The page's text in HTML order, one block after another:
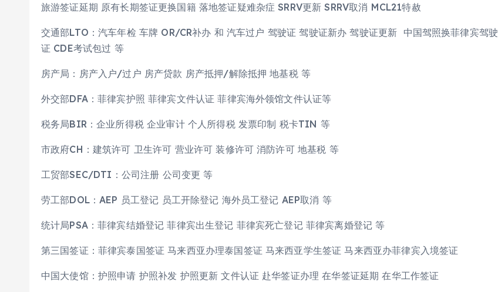
旅游签证延期 原有长期签证更换国籍 落地签证疑难杂症 SRRV更新 SRRV取消 MCL21特赦
交通部LTO：汽车年检 车牌 OR/CR补办 和 汽车过户 驾驶证 驾驶证新办 驾驶证更新 中国驾照换菲律宾驾驶
证 CDE考试包过 等
房产局：房产入户/过户 房产贷款 房产抵押/解除抵押 地基税 等
外交部DFA：菲律宾护照 菲律宾文件认证 菲律宾海外领馆文件认证等
税务局BIR：企业所得税 企业审计 个人所得税 发票印制 税卡TIN 等
市政府CH：建筑许可 卫生许可 营业许可 装修许可 消防许可 地基税 等
工贸部SEC/DTI：公司注册 公司变更 等
劳工部DOL：AEP 员工登记 员工开除登记 海外员工登记 AEP取消 等
统计局PSA：菲律宾结婚登记 菲律宾出生登记 菲律宾死亡登记 菲律宾离婚登记 等
第三国签证：菲律宾泰国签证 马来西亚办理泰国签证 马来西亚学生签证 马来西亚办菲律宾入境签证
中国大使馆：护照申请 护照补发 护照更新 文件认证 赴华签证办理 在华签证延期 在华工作签证